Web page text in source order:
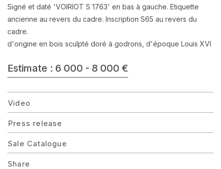
Signé et daté 'VOIRIOT S 1763' en bas à gauche. Etiquette
ancienne au revers du cadre. Inscription S65 au revers du
cadre.
d'origine en bois sculpté doré à godrons, d'époque Louis XVI
Estimate : 6 000 - 8 000 €
Video
Press release
Sale Catalogue
Share